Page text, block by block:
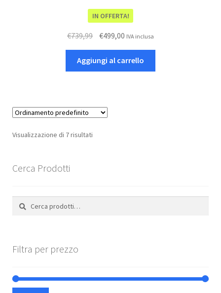
IN OFFERTA!
€739,99
originale
era:
€499,00Il
attuale
è:
IVA inclusa
Aggiungi al carrello
Visualizzazione di 7 risultati
Cerca Prodotti
Cerca:
Cerca
Filtra per prezzo